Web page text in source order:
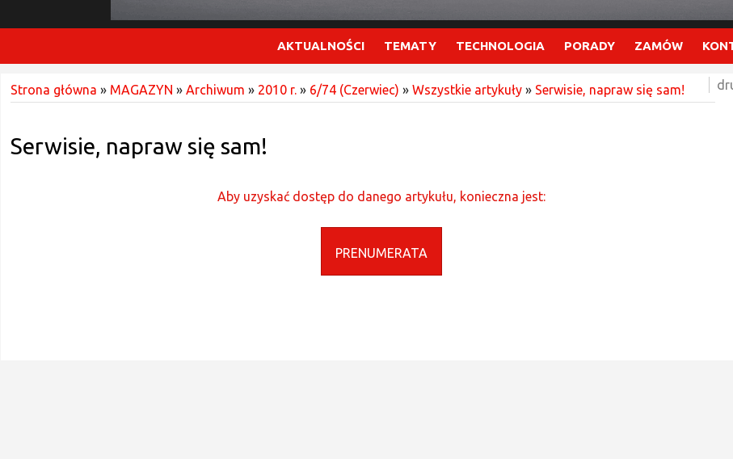
AKTUALNOŚCI TEMATY TECHNOLOGIA PORADY ZAMÓW
Strona główna » MAGAZYN » Archiwum » 2010 r. » 6/74 (Czerwiec) » Wszystkie artykuły » Serwisie, napraw się sam!
Serwisie, napraw się sam!
Aby uzyskać dostęp do danego artykułu, konieczna jest:
PRENUMERATA